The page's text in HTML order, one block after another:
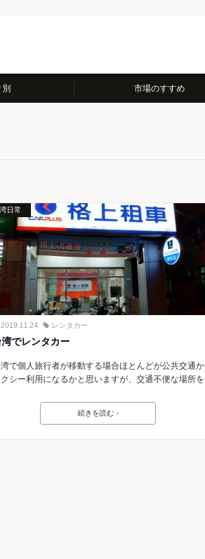
市場のすすめ
日常
2019.11.24 レンタカー
湾でレンタカー
で個人旅行者が移動する場合ほとんどが公共交通か
クシー利用になるかと思いますが、交通不便な場所を
続きを読む